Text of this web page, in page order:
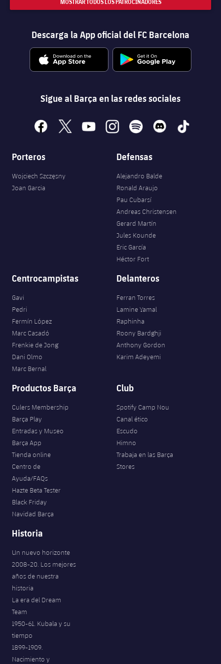
MOSTRAR TODOS LOS PATROCINADORES
Descarga la App oficial del FC Barcelona
Sigue al Barça en las redes sociales
facebook
x youtubeinstagramspotify discord tiktok
Porteros
Wojciech Szczęsny
Joan Garcia
Defensas
Alejandro Balde
Ronald Araujo
Pau Cubarsí
Andreas Christensen
Gerard Martín
Jules Kounde
Eric García
Héctor Fort
Centrocampistas
Gavi
Pedri
Fermín López
Marc Casadó
Frenkie de Jong
Dani Olmo
Marc Bernal
Delanteros
Ferran Torres
Lamine Yamal
Raphinha
Roony Bardghji
Anthony Gordon
Karim Adeyemi
Productos Barça
Culers Membership
Barça Play
Entradas y Museo
Barça App
Tienda online
Centro de
Ayuda/FAQs
Hazte Beta Tester
Black Friday
Navidad Barça
Club
Spotify Camp Nou
Canal ético
Escudo
Himno
Trabaja en las Barça
Stores
Historia
Un nuevo horizonte
2008-20. Los mejores
años de nuestra
historia
La era del Dream
Team
1950-61. Kubala y su
tiempo
1899-1909.
Nacimiento y